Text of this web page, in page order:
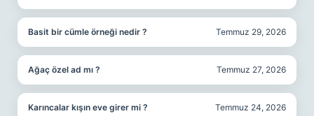
Basit bir cümle örneği nedir ? Temmuz 29, 2026
Ağaç özel ad mı ? Temmuz 27, 2026
Karıncalar kışın eve girer mi ? Temmuz 24, 2026